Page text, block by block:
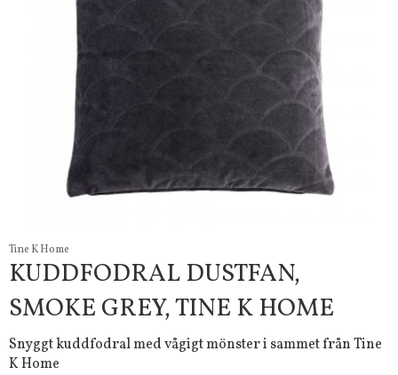
Tine K Home
KUDDFODRAL DUSTFAN,
SMOKE GREY, TINE K HOME
Snyggt kuddfodral med vågigt mönster i sammet från Tine
K Home